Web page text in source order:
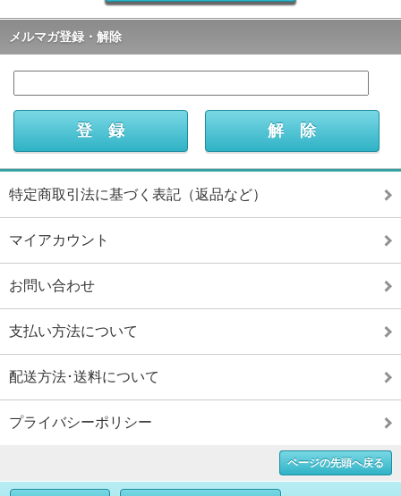
メルマガ登録・解除
特定商取引法に基づく表記（返品など）
マイアカウント
お問い合わせ
支払い方法について
配送方法･送料について
プライバシーポリシー
ページの先頭へ戻る